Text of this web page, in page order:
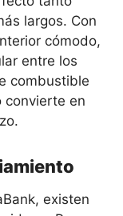
largos. Con
cómodo,
entre los
combustible
convierte en
existen